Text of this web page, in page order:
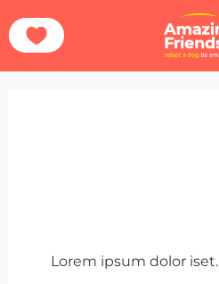
till
Hem Ways To Help Sponsor A Dog
Lorem ipsum dolor iset.
efter: